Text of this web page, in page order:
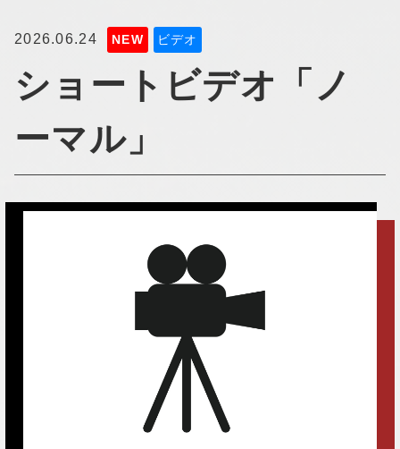
2026.06.24 NEW ビデオ
ショートビデオ「ノ
ーマル」